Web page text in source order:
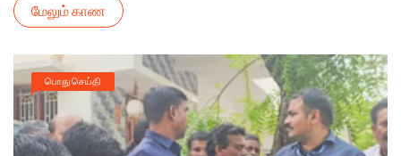
மேலும் காண
பொது செய்தி